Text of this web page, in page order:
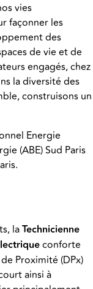
vies
façonner les
des
de vie et de
engagés, chez
la diversité des
construisons un
Energie
(ABE) Sud Paris
laTechnicienne
conforte
Proximité (DPx)
ainsi à